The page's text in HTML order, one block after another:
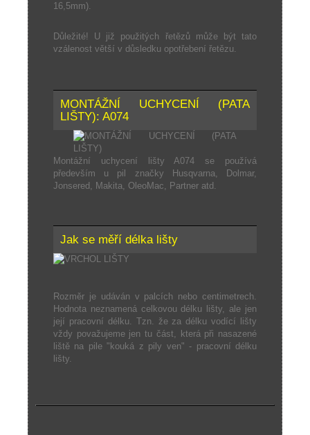
16,5mm).
Důležité! U již použitých řetězů může být tato
vzálenost větší v důsledku opotřebení řetězu.
MONTÁŽNÍ UCHYCENÍ (PATA
LIŠTY): A074
Montážní uchycení lišty A074 se používá
především u pil značky Husqvarna, Dolmar,
Jonsered, Makita, OleoMac, Partner atd.
Jak se měří délka lišty
Rozměr je udáván v palcích nebo centimetrech.
Hodnota neznamená celkovou délku lišty, ale jen
její pracovní délku. Tzn. že za délku vodící lišty
vždy považujeme jen tu část, která při nasazené
liště na pile "kouká z pily ven" - pracovní délku
lišty.